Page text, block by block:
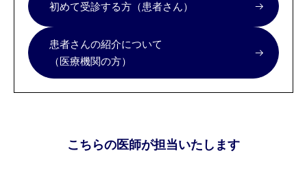
初めて受診する方（患者さん）
患者さんの紹介について
（医療機関の方）
こちらの医師が担当いたします